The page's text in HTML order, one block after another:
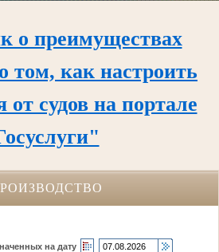
о преимуществах
том, как настроить
от судов на портале
на дату